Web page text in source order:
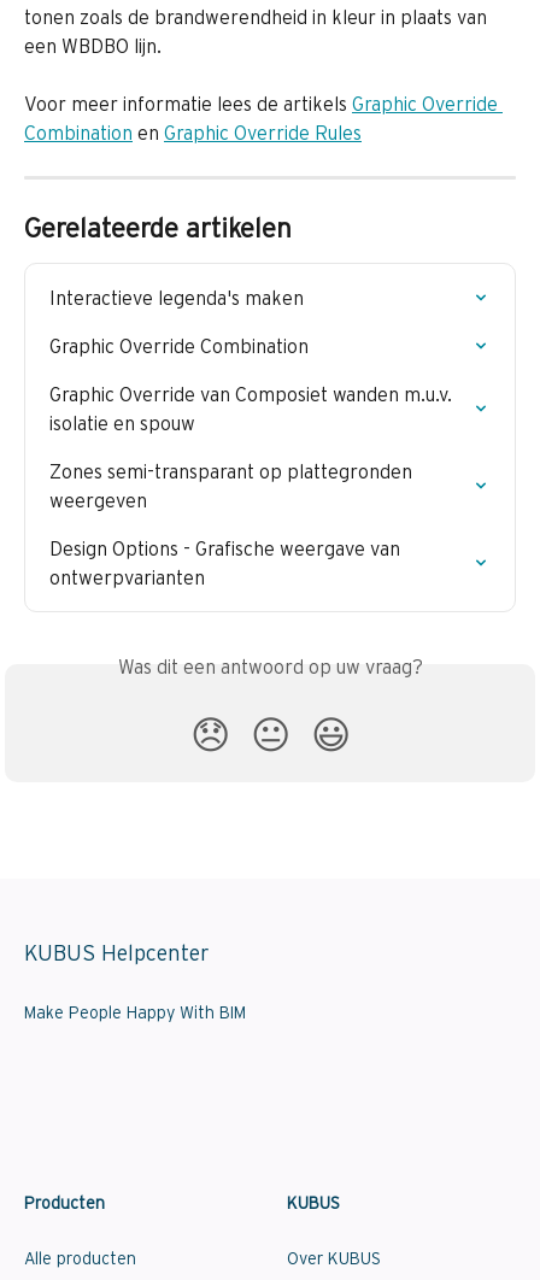
tonen zoals de brandwerendheid in kleur in plaats van
een WBDBO lijn.
Voor meer informatie lees de artikels Graphic Override
Combination en Graphic Override Rules
Gerelateerde artikelen
Interactieve legenda's maken
Graphic Override Combination
Graphic Override van Composiet wanden m.u.v.
isolatie en spouw
Zones semi-transparant op plattegronden
weergeven
Design Options - Grafische weergave van
ontwerpvarianten
Was dit een antwoord op uw vraag?
😞 😐 😃
KUBUS Helpcenter
Make People Happy With BIM
Producten
Alle producten
KUBUS
Over KUBUS